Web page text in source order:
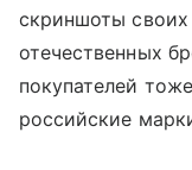
скриншоты
отечественных
покупателей
российские